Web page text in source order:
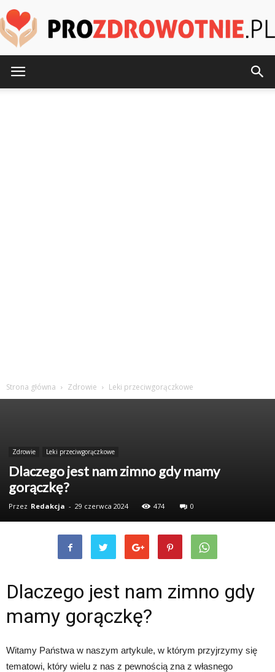
Strona główna Zdrowie Leki przeciwgorączkowe
Zdrowie Leki przeciwgorączkowe
Dlaczego jest nam zimno gdy mamy
gorączkę?
Przez Redakcja - 29 czerwca 2024 474 0
Dlaczego jest nam zimno gdy
mamy gorączkę?
Witamy Państwa w naszym artykule, w którym przyjrzymy się
tematowi, który wielu z nas z pewnością zna z własnego